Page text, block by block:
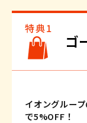
ゴ
イオングルー
で5%OFF！